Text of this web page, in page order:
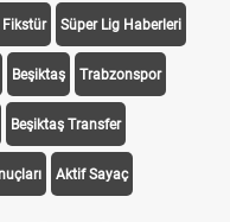
Fikstür Süper Lig Haberleri
Beşiktaş Trabzonspor
Beşiktaş Transfer
Aktif Sayaç